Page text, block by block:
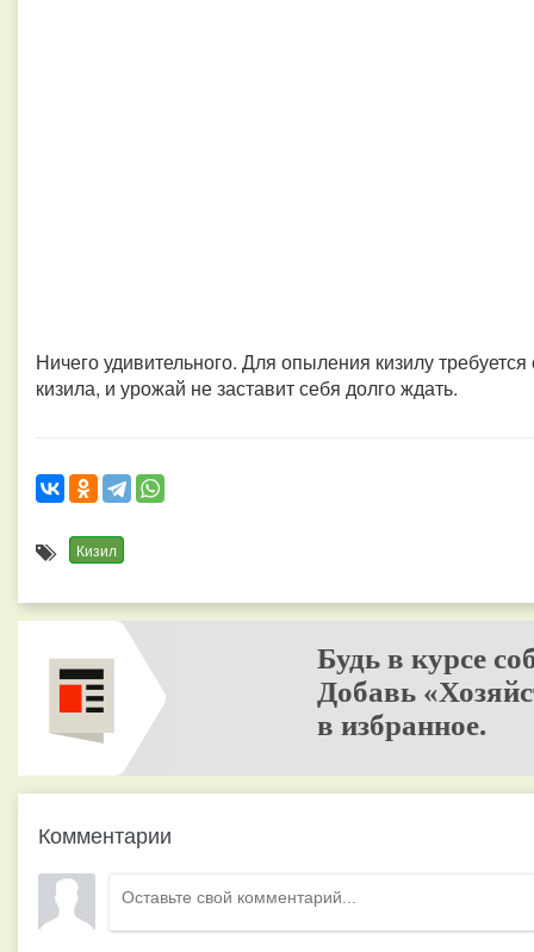
Ничего удивительного. Для опыления кизилу
кизила, и урожай не заставит себя долго ждать.
Кизил
Будь в курсе
Добавь
в избранное.
Комментарии